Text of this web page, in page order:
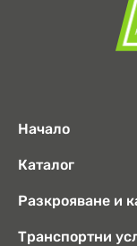
Начало
Каталог
Разкрояване и
Транспортни